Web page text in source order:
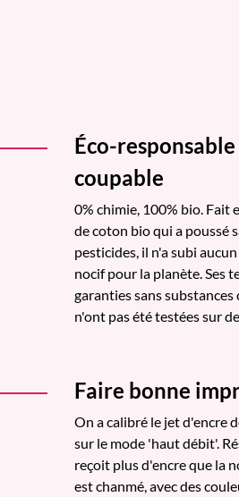
Éco-
coupable
0% chimie, 100% bio. Fait
de coton bio qui a poussé
pesticides, il n'a subi
nocif pour la planète. Ses
garanties sans substances
n'ont pas été testées sur
Faire bonne
On a calibré le jet d'encre
sur le mode 'haut débit'.
reçoit plus d'encre que la
est chanmé, avec des